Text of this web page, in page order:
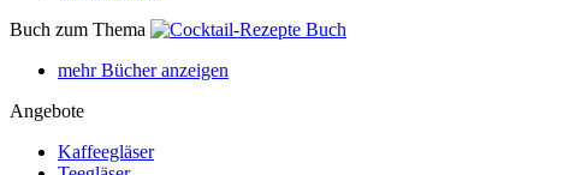
Buch zum Thema
mehr Bücher anzeigen
Angebote
Kaffeegläser